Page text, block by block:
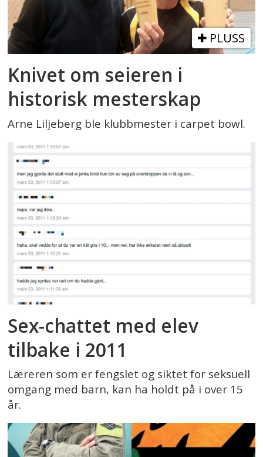
PLUSS
Knivet om seieren i
historisk mesterskap
Arne Liljeberg ble klubbmester i carpet bowl.
Sex-chattet med elev
tilbake i 2011
Læreren som er fengslet og siktet for seksuell
omgang med barn, kan ha holdt på i over 15
år.